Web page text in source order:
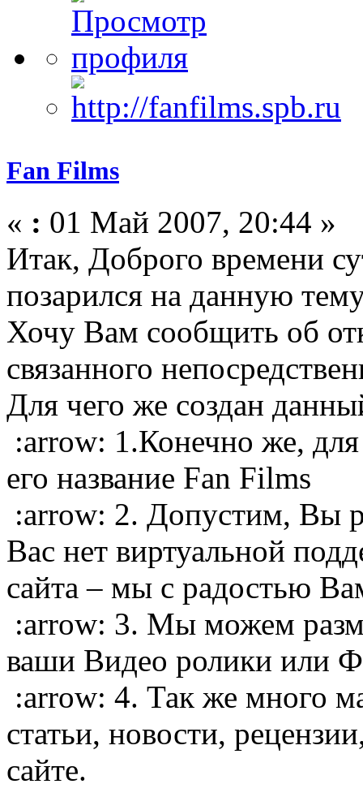
Fan Films
« : 01 Май 2007, 20:44 »
Итак, Доброго времени
позарился на данную
Хочу Вам сообщить об
связанного
Для чего же создан
:arrow: 1.Конечно же,
его название Fan Films
:arrow: 2. Допустим, Вы
Вас нет виртуальной
сайта – мы с радостью
:arrow: 3. Мы можем
ваши Видео ролики или
:arrow: 4. Так же много
статьи, новости,
сайте.